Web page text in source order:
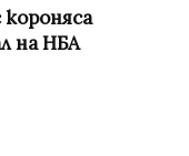
на НБА